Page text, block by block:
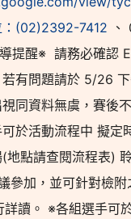
：(02)2392-7412
提醒※ 請務必確認
有問題請於 5/26
同資料無虞，賽後
於活動流程中 擬定
地點請查閱流程表)
參加，並可針對檢附
詳讀。 ※各組選手可